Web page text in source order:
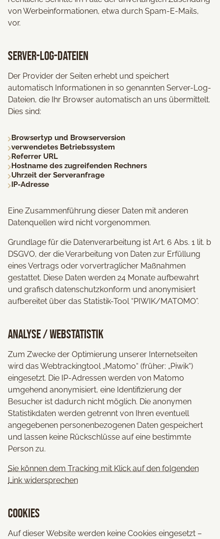
von Werbeinformationen, etwa durch Spam-E-Mails,
vor.
Server-Log-Dateien
Der Provider der Seiten erhebt und speichert
automatisch Informationen in so genannten Server-Log-
Dateien, die Ihr Browser automatisch an uns übermittelt.
Dies sind:
Browsertyp und Browserversion
verwendetes Betriebssystem
Referrer URL
Hostname des zugreifenden Rechners
Uhrzeit der Serveranfrage
IP-Adresse
Eine Zusammenführung dieser Daten mit anderen
Datenquellen wird nicht vorgenommen.
Grundlage für die Datenverarbeitung ist Art. 6 Abs. 1 lit. b
DSGVO, der die Verarbeitung von Daten zur Erfüllung
eines Vertrags oder vorvertraglicher Maßnahmen
gestattet. Diese Daten werden 24 Monate aufbewahrt
und grafisch datenschutzkonform und anonymisiert
aufbereitet über das Statistik-Tool “PIWIK/MATOMO”.
Analyse / Webstatistik
Zum Zwecke der Optimierung unserer Internetseiten
wird das Webtrackingtool „Matomo“ (früher: „Piwik“)
eingesetzt. Die IP-Adressen werden von Matomo
umgehend anonymisiert, eine Identifizierung der
Besucher ist dadurch nicht möglich. Die anonymen
Statistikdaten werden getrennt von Ihren eventuell
angegebenen personenbezogenen Daten gespeichert
und lassen keine Rückschlüsse auf eine bestimmte
Person zu.
Sie können dem Tracking mit Klick auf den folgenden
Link widersprechen
Cookies
Auf dieser Website werden keine Cookies eingesetzt –